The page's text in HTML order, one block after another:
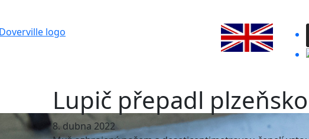
Lupič přepadl
8. dubna 2022